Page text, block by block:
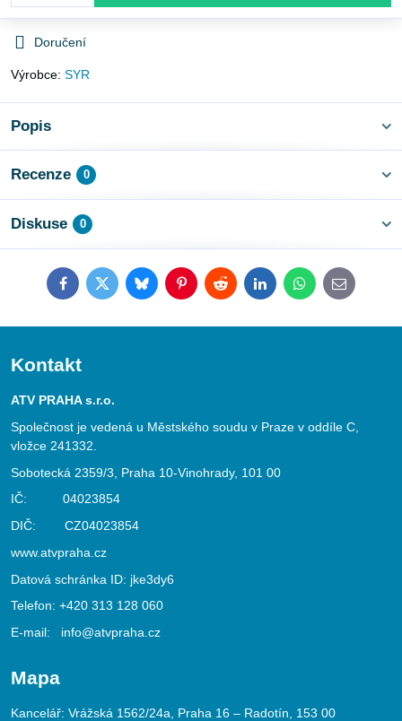
Doručení
Výrobce: SYR
Popis
Recenze 0
Diskuse 0
FacebookTwitterBlueskyPinterestRedditLinkedInWhatsApp
E-
mail
Kontakt
ATV PRAHA s.r.o.
Společnost je vedená u Městského soudu v Praze v oddíle C,
vložce 241332.
Sobotecká 2359/3, Praha 10-Vinohrady, 101 00
IČ: 04023854
DIČ: CZ04023854
www.atvpraha.cz
Datová schránka ID: jke3dy6
Telefon: +420 313 128 060
E-mail: info@atvpraha.cz
Mapa
Kancelář: Vrážská 1562/24a, Praha 16 – Radotín, 153 00